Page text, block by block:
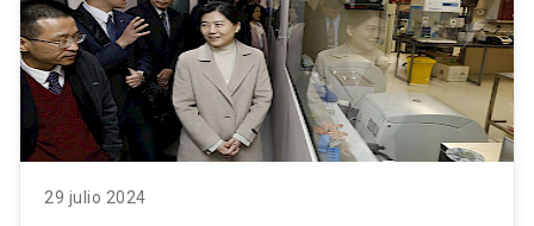
29 julio 2024